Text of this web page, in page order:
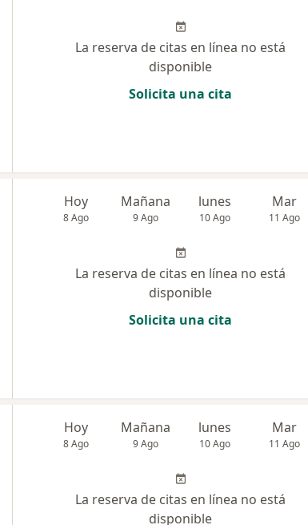
La reserva de citas en línea no está
disponible
Solicita una cita
Hoy
8 Ago
Mañana
9 Ago
lunes
10 Ago
Mar
11 Ago
La reserva de citas en línea no está
disponible
Solicita una cita
Hoy
8 Ago
Mañana
9 Ago
lunes
10 Ago
Mar
11 Ago
La reserva de citas en línea no está
disponible